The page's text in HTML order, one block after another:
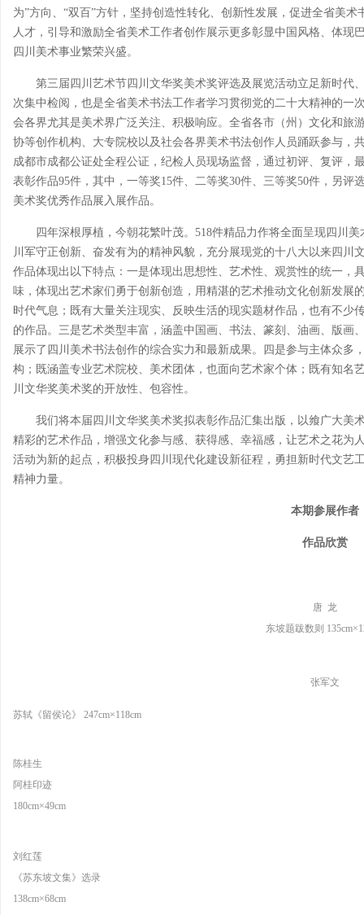
为”方向、“双百”方针，坚持创造性转化、创新性发展，促进全省美
人才，引导和激励全省美术工作者创作展示更多彰显中国风格、体现
四川美术事业繁荣兴盛。
第三届四川艺术节四川文华奖美术奖评选及展览活动立足新时代
次集中检阅，也是全省美术书法工作者学习贯彻党的二十大精神的一
会各界尤其是美术界广泛关注、积极响应。全省各市（州）文化和旅
协等创作机构、大专院校以及社会各界美术书法创作人员踊跃参与，
成都市成都公证处全程公证，纪检人员现场监督，通过初评、复评，
表彰作品95件，其中，一等奖15件、二等奖30件、三等奖50件，另
美术奖优秀作品展入展作品。
四年深根厚植，今朝花繁叶茂。518件精品力作将全面呈现四川
川军守正创新、奋发有为的精神风貌，充分展现党的十八大以来四川
作品体现出以下特点：一是体现出思想性、艺术性、观赏性的统一，
味，体现出艺术家们勇于创新创造，用精湛的艺术推动文化创新发展
时代气息；既有大量关注现实、反映生活的现实题材作品，也有不少
的作品。三是艺术类型丰富，涵盖中国画、书法、篆刻、油画、版画
展示了四川美术书法创作的综合实力和最新成果。四是参与主体众多
构；既涵盖专业艺术院校、美术团体，也面向艺术家个体；既有知名
川文华奖美术奖的开放性、包容性。
我们将本届四川文华奖美术奖拟表彰作品汇集出版，以飨广大美
精彩的艺术作品，增强文化参与感、获得感、幸福感，让艺术之花为
活动为新的起点，积极投身四川现代化建设新征程，勇担新时代文艺
精神力量。
本期参展作者
作品欣赏
唐 龙
东坡题跋数则
张军文
苏轼《留侯论》 247cm×118cm
陈桂生
阿桂印迹
180cm×49cm
刘红莲
《苏东坡文集》选录
138cm×68cm